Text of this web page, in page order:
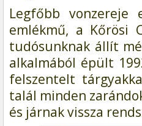
Legfőbb vonzereje
emlékmű, a Kőrösi
tudósunknak állít
alkalmából épült
felszentelt
talál minden
és járnak vissza